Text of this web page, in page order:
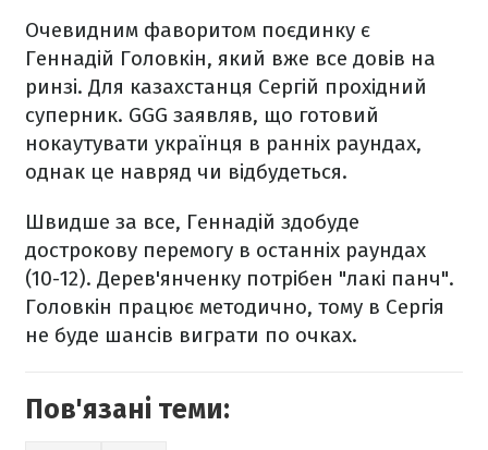
Очевидним фаворитом поєдинку є
Геннадій Головкін, який вже все довів на
ринзі. Для казахстанця Сергій прохідний
суперник. GGG заявляв, що готовий
нокаутувати українця в ранніх раундах,
однак це навряд чи відбудеться.
Швидше за все, Геннадій здобуде
дострокову перемогу в останніх раундах
(10-12). Дерев'янченку потрібен "лакі панч".
Головкін працює методично, тому в Сергія
не буде шансів виграти по очках.
Пов'язані теми: